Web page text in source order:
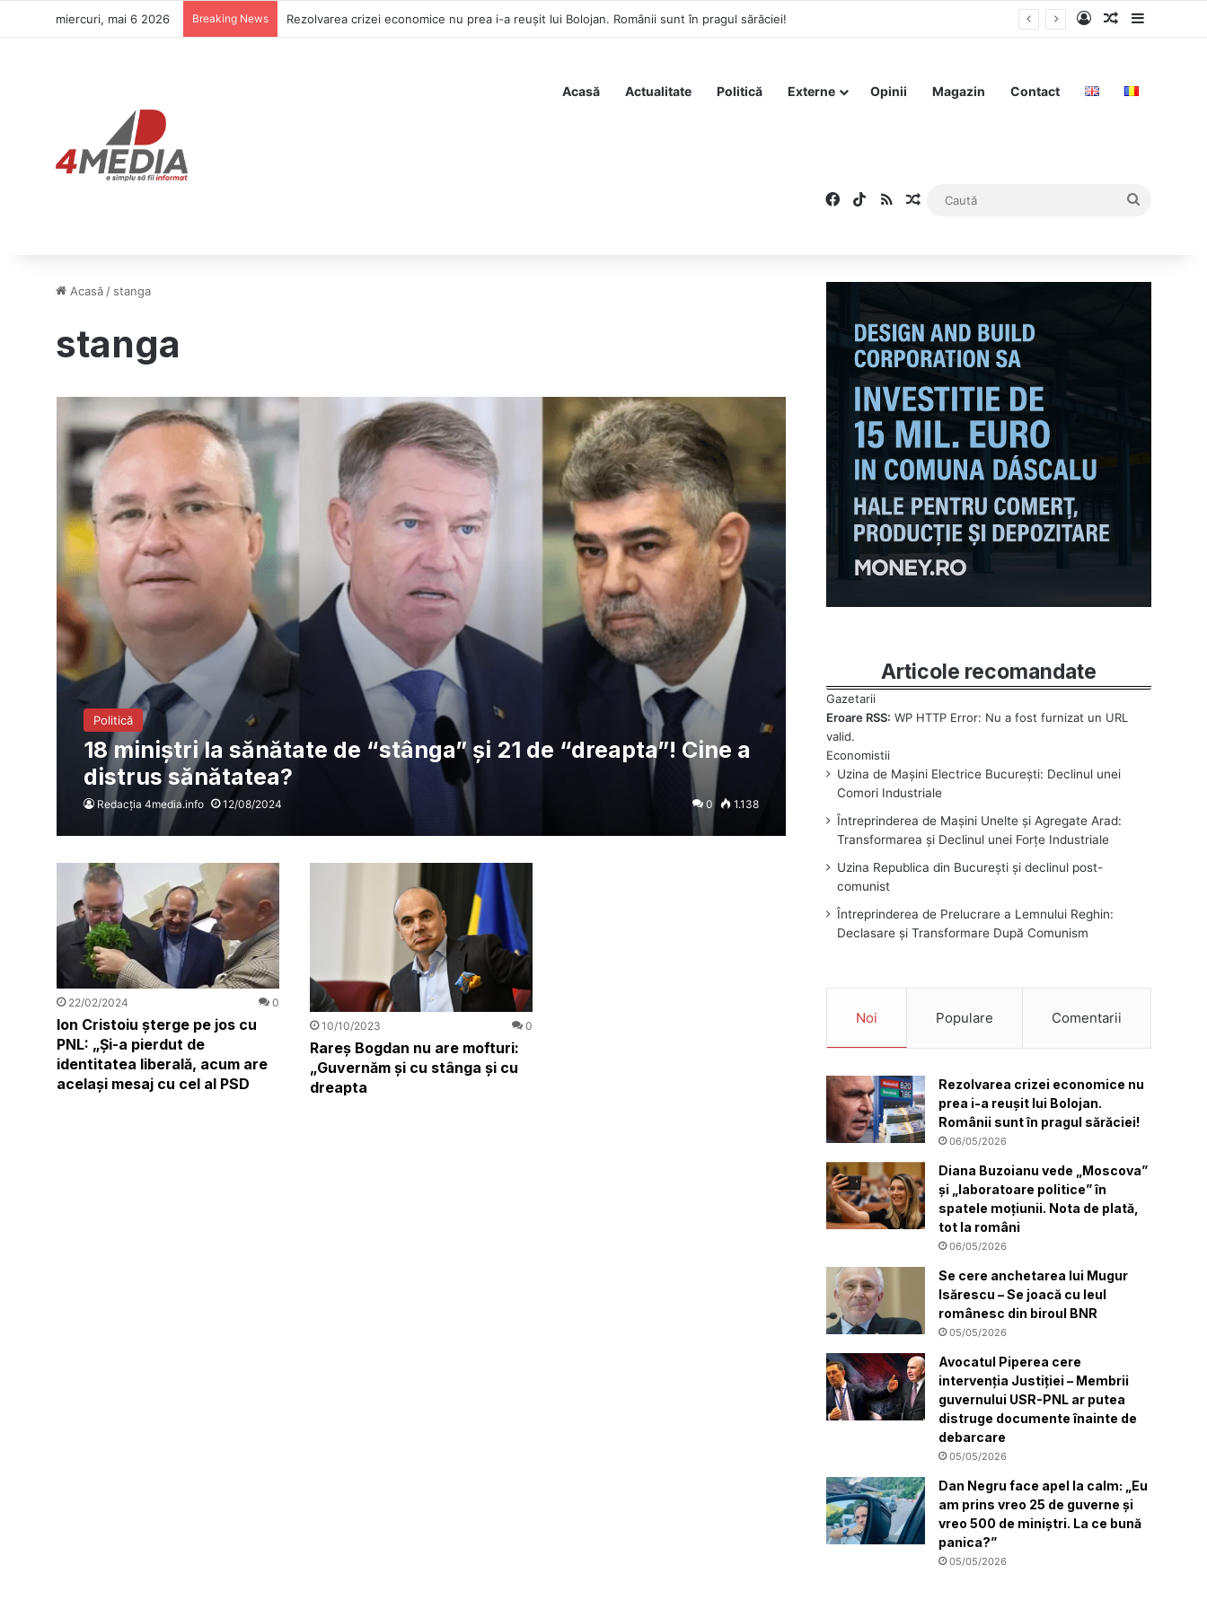
miercuri, mai 6 2026 Breaking News Rezolvarea crizei economice nu prea i-a reușit lui Bolojan. Românii sunt în pragul sărăciei! Log InArticolSidebar
Acasă Actualitate Politică Externe Opinii Magazin Contact
Facebook
TikTok
RSSArticol aleatoriu
Acasă / stanga
stanga
Politică
18 miniştri la sănătate de “stânga” şi 21 de “dreapta”! Cine a
distrus sănătatea?
Redacția 4media.info 12/08/2024 0 1.138
22/02/2024 0
Ion Cristoiu șterge pe jos cu
PNL: „Și-a pierdut de
identitatea liberală, acum are
acelaşi mesaj cu cel al PSD
10/10/2023 0
Rareș Bogdan nu are mofturi:
„Guvernăm şi cu stânga şi cu
dreapta
Articole recomandate
Eroare RSS: WP HTTP Error: Nu a fost furnizat un URL
valid.
Uzina de Mașini Electrice București: Declinul unei
Comori Industriale
Întreprinderea de Mașini Unelte și Agregate Arad:
Transformarea și Declinul unei Forțe Industriale
Uzina Republica din București și declinul post-
comunist
Întreprinderea de Prelucrare a Lemnului Reghin:
Declasare și Transformare După Comunism
Noi Populare Comentarii
Rezolvarea crizei economice nu
prea i-a reușit lui Bolojan.
Românii sunt în pragul sărăciei!
06/05/2026
Diana Buzoianu vede „Moscova”
și „laboratoare politice” în
spatele moțiunii. Nota de plată,
tot la români
06/05/2026
Se cere anchetarea lui Mugur
Isărescu – Se joacă cu leul
românesc din biroul BNR
05/05/2026
Avocatul Piperea cere
intervenția Justiției – Membrii
guvernului USR-PNL ar putea
distruge documente înainte de
debarcare
05/05/2026
Dan Negru face apel la calm: „Eu
am prins vreo 25 de guverne și
vreo 500 de miniștri. La ce bună
panica?”
05/05/2026